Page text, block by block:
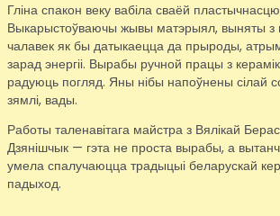
Гліна спакон веку вабіла сваёй
Выкарыстоўваючы жывы матэрыял, выняты з
чалавек як бы датыкаецца да прыроды,
зарад энергіі. Вырабы ручной працы з
радуюць погляд. Яны нібы напоўнены сілай
зямлі, вады.
Работы таленавітага майстра з Вялікай
Дзянішчык — гэта не проста вырабы, а
умела спалучаюцца традыцыі беларускай
падыход.